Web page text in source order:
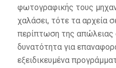
φωτογραφικής τους
χαλάσει, τότε τα αρχεία
περίπτωση της απώλειας
δυνατότητα για
εξειδικευμένα